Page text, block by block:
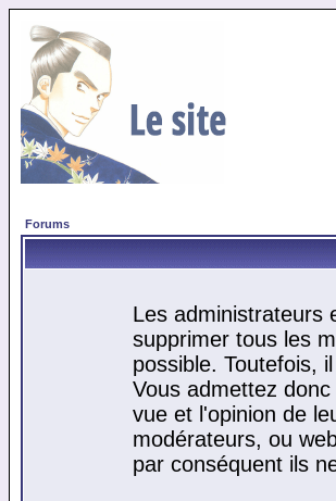
Forums
Les administrateurs
supprimer tous les
possible. Toutefois,
Vous admettez
vue et l'opinion de
modérateurs, ou
par conséquent ils